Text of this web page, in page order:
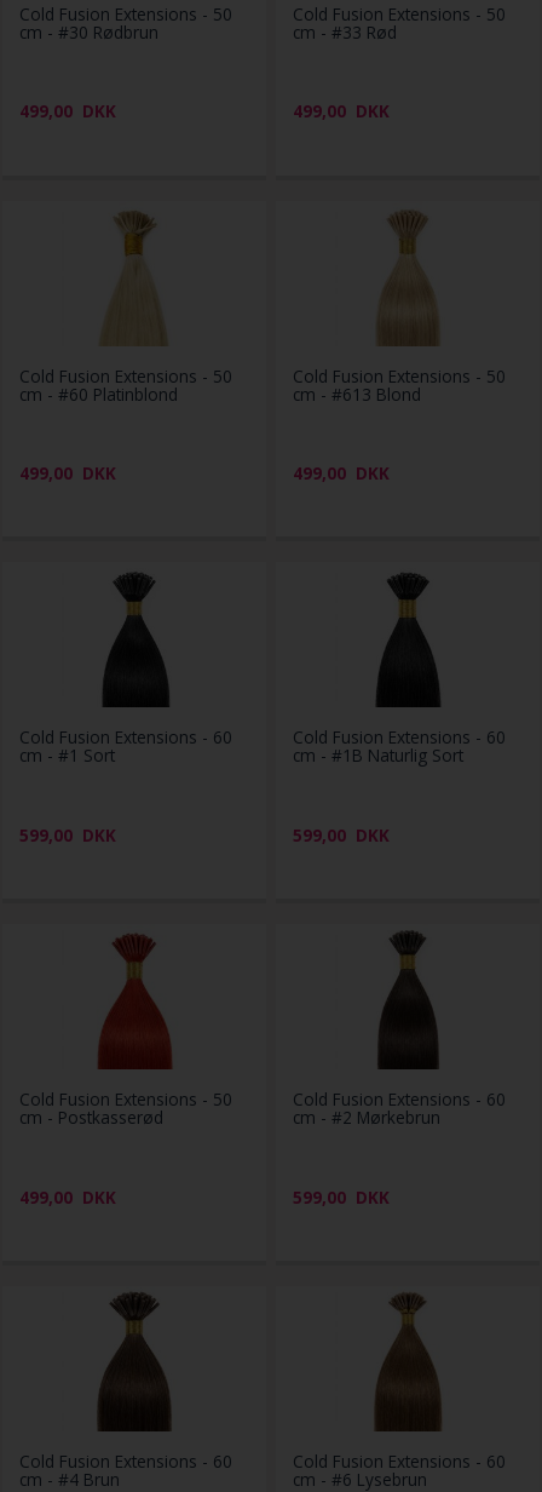
Cold Fusion Extensions - 50
cm - #30 Rødbrun
499,00 DKK
Cold Fusion Extensions - 50
cm - #33 Rød
499,00 DKK
Cold Fusion Extensions - 50
cm - #60 Platinblond
499,00 DKK
Cold Fusion Extensions - 50
cm - #613 Blond
499,00 DKK
Cold Fusion Extensions - 60
cm - #1 Sort
599,00 DKK
Cold Fusion Extensions - 60
cm - #1B Naturlig Sort
599,00 DKK
Cold Fusion Extensions - 50
cm - Postkasserød
499,00 DKK
Cold Fusion Extensions - 60
cm - #2 Mørkebrun
599,00 DKK
Cold Fusion Extensions - 60
cm - #4 Brun
Cold Fusion Extensions - 60
cm - #6 Lysebrun